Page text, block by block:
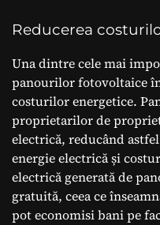
Reducerea
Una dintre cele mai
panourilor fotovoltaice
costurilor energetice.
proprietarilor de
electrică, reducând
energie electrică și
electrică generată de
gratuită, ceea ce
pot economisi bani pe